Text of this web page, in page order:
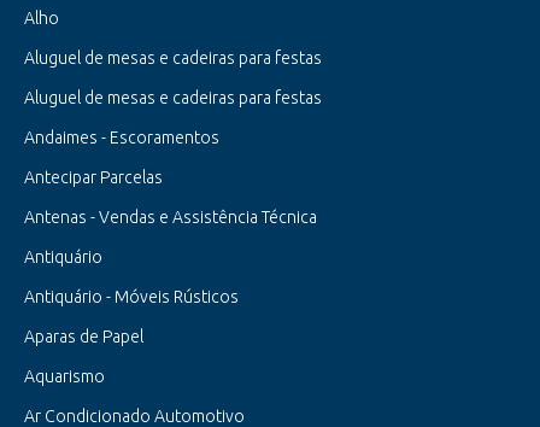
Alho
Aluguel de mesas e cadeiras para festas
Aluguel de mesas e cadeiras para festas
Andaimes - Escoramentos
Antecipar Parcelas
Antenas - Vendas e Assistência Técnica
Antiquário
Antiquário - Móveis Rústicos
Aparas de Papel
Aquarismo
Ar Condicionado Automotivo